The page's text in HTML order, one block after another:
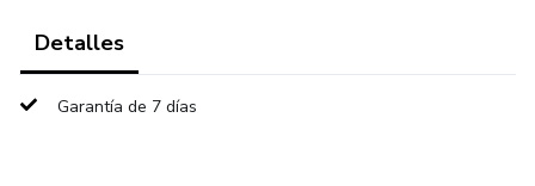
Detalles
Garantía de 7 días